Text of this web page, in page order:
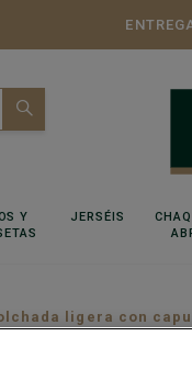
Y
JERSÉIS
ligera con